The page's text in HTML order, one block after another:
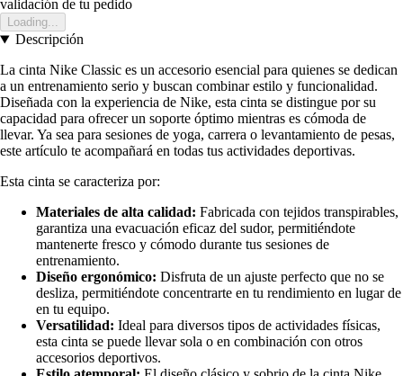
validación de tu pedido
Loading...
Descripción
La cinta Nike Classic es un accesorio esencial para quienes se dedican
a un entrenamiento serio y buscan combinar estilo y funcionalidad.
Diseñada con la experiencia de Nike, esta cinta se distingue por su
capacidad para ofrecer un soporte óptimo mientras es cómoda de
llevar. Ya sea para sesiones de yoga, carrera o levantamiento de pesas,
este artículo te acompañará en todas tus actividades deportivas.
Esta cinta se caracteriza por:
Materiales de alta calidad: Fabricada con tejidos transpirables,
garantiza una evacuación eficaz del sudor, permitiéndote
mantenerte fresco y cómodo durante tus sesiones de
entrenamiento.
Diseño ergonómico: Disfruta de un ajuste perfecto que no se
desliza, permitiéndote concentrarte en tu rendimiento en lugar de
en tu equipo.
Versatilidad: Ideal para diversos tipos de actividades físicas,
esta cinta se puede llevar sola o en combinación con otros
accesorios deportivos.